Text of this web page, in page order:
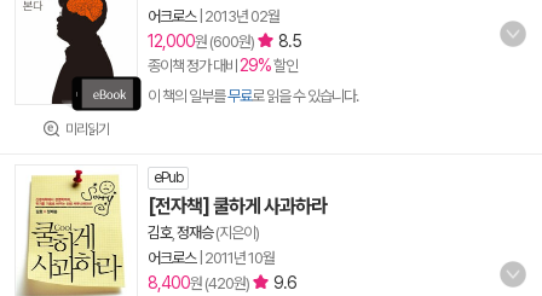
미리읽기
어크로스| 2013년 02월
12,000원 (600원) 8.5
종이책 정가 대비 29%할인
이 책의 일부를무료로 읽을 수 있습니다.
ePub
[전자책] 쿨하게 사과하라
김호, 정재승(지은이)
어크로스| 2011년 10월
8,400원 (420원) 9.6